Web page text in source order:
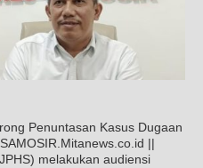
Penuntasan Kasus Dugaan
||
melakukan audiensi